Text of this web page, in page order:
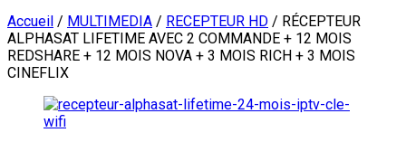
Accueil / MULTIMEDIA / RECEPTEUR HD / RÉCEPTEUR
ALPHASAT LIFETIME AVEC 2 COMMANDE + 12 MOIS
REDSHARE + 12 MOIS NOVA + 3 MOIS RICH + 3 MOIS
CINEFLIX